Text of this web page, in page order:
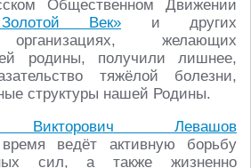
Общественном Движении
Век» и других
желающих
родины, получили лишнее,
тяжёлой болезни,
структуры нашей Родины.
Викторович Левашов
время ведёт активную борьбу
сил, а также жизненно